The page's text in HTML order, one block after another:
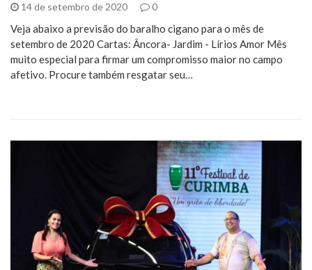
14 de setembro de 2020 0
Veja abaixo a previsão do baralho cigano para o mês de
setembro de 2020 Cartas: Âncora- Jardim - Lírios Amor Mês
muito especial para firmar um compromisso maior no campo
afetivo. Procure também resgatar seu…